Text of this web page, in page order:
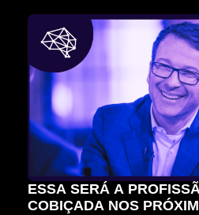
ESSA SERÁ A
COBIÇADA NOS